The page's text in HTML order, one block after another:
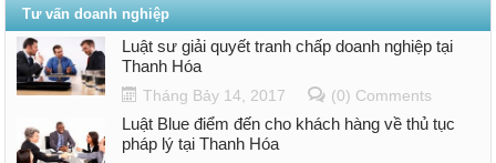
Tư vấn doanh nghiệp
Luật sư giải quyết tranh chấp doanh nghiệp tại
Thanh Hóa
Tháng Bảy 14, 2017 (0) Comments
Luật Blue điểm đến cho khách hàng về thủ tục
pháp lý tại Thanh Hóa